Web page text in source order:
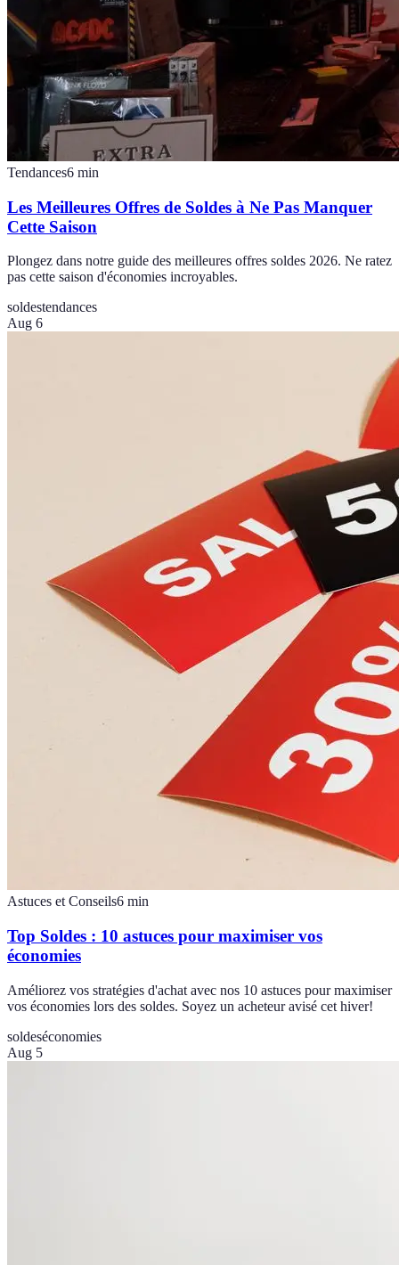
Tendances6 min
Les Meilleures Offres de Soldes à Ne Pas Manquer
Cette Saison
Plongez dans notre guide des meilleures offres soldes 2026. Ne ratez
pas cette saison d'économies incroyables.
soldestendances
Aug 6
Astuces et Conseils6 min
Top Soldes : 10 astuces pour maximiser vos
économies
Améliorez vos stratégies d'achat avec nos 10 astuces pour maximiser
vos économies lors des soldes. Soyez un acheteur avisé cet hiver!
soldeséconomies
Aug 5